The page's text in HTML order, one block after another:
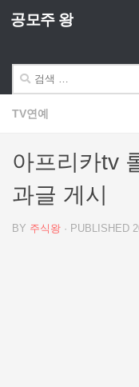
Skip to content
공모주 왕
TV연예
아프리카tv
과글 게시
BY 주식왕 · PUBLISHED